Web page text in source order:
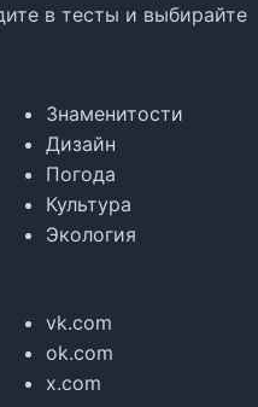
в тесты и выбирайте
Знаменитости
Дизайн
Погода
Культура
Экология
vk.com
ok.com
x.com